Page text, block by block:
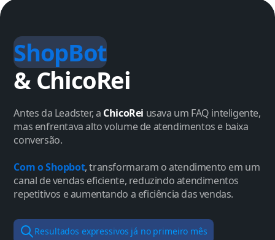
ShopBot
& ChicoRei
Antes da Leadster, a ChicoRei usava um FAQ inteligente,
mas enfrentava alto volume de atendimentos e baixa
conversão.
Com o Shopbot, transformaram o atendimento em um
canal de vendas eficiente, reduzindo atendimentos
repetitivos e aumentando a eficiência das vendas.
Resultados expressivos já no primeiro mês